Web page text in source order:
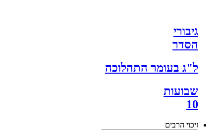
גיבורי
הסדר
ל"ג בעומר התהלוכה
שבועות
10
זיכוי הרבים